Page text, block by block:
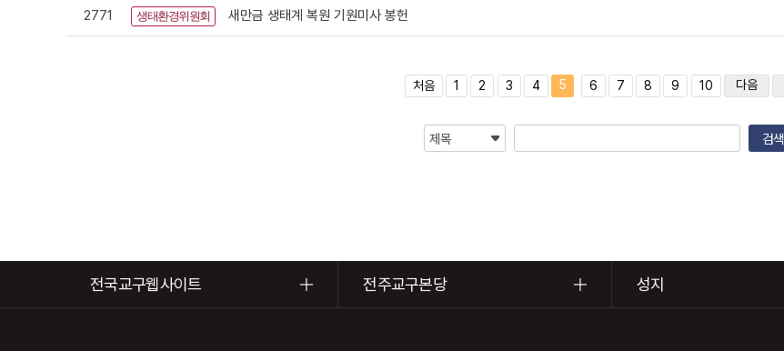
2771 생태환경위원회 새만금 생태계 복원 기원미사 봉헌
처음 1 2 3 4 5 6 7 8 9 10 다음
전국교구웹사이트 전주교구본당 성지